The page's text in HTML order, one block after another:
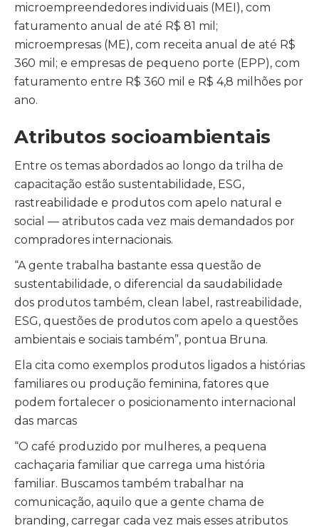
microempreendedores individuais (MEI), com
faturamento anual de até R$ 81 mil;
microempresas (ME), com receita anual de até R$
360 mil; e empresas de pequeno porte (EPP), com
faturamento entre R$ 360 mil e R$ 4,8 milhões por
ano.
Atributos socioambientais
Entre os temas abordados ao longo da trilha de
capacitação estão sustentabilidade, ESG,
rastreabilidade e produtos com apelo natural e
social — atributos cada vez mais demandados por
compradores internacionais.
“A gente trabalha bastante essa questão de
sustentabilidade, o diferencial da saudabilidade
dos produtos também, clean label, rastreabilidade,
ESG, questões de produtos com apelo a questões
ambientais e sociais também”, pontua Bruna.
Ela cita como exemplos produtos ligados a histórias
familiares ou produção feminina, fatores que
podem fortalecer o posicionamento internacional
das marcas
“O café produzido por mulheres, a pequena
cachaçaria familiar que carrega uma história
familiar. Buscamos também trabalhar na
comunicação, aquilo que a gente chama de
branding, carregar cada vez mais esses atributos